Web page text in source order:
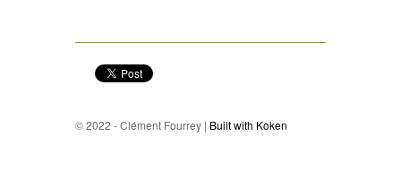
© 2022 - Clément Fourrey | Built with Koken